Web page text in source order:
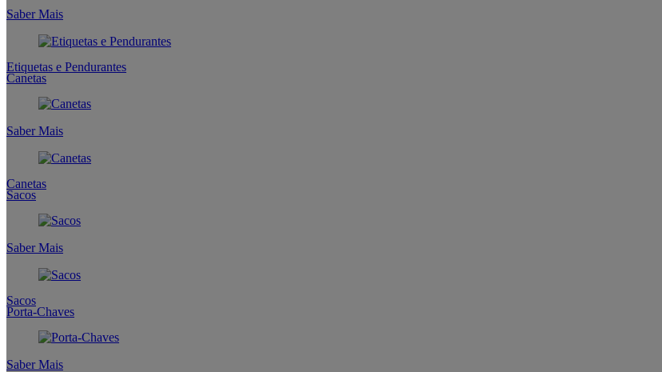
Saber Mais
Etiquetas e Pendurantes
Canetas
Saber Mais
Canetas
Sacos
Saber Mais
Sacos
Porta-Chaves
Saber Mais